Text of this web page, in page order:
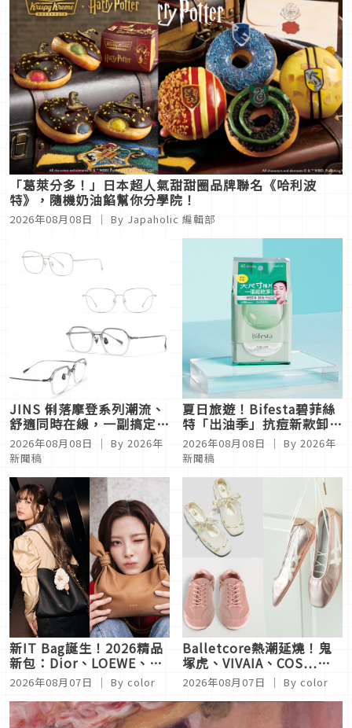
「葛萊分多！」日本超人氣甜甜圈品牌聯名《哈利波
特》，隨機奶油餡幫你分學院！
2026年08月08日 ｜ By Japaholic 編輯部
JINS 俐落摩登系列潮流、
舒適同時在線，一副搞定秋
冬時尚！
2026年08月08日 ｜ By 2026年
新聞稿
夏日旅遊！Bifesta碧菲絲
特「出油季」抗痘新款卸妝
棉一張守護肌膚清爽
2026年08月08日 ｜ By 2026年
新聞稿
新IT Bag誕生！2026精品
新包：Dior、LOEWE、
LV…這顆美到犯規，日妞
都搶買
2026年08月07日 ｜ By color
Balletcore熱潮延燒！鬼
塚虎、VIVAIA、COS…優
雅舒適又夢幻，每雙都想包
色
2026年08月07日 ｜ By color